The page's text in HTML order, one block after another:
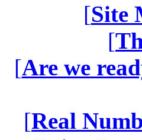
[Site
[
[Are we
[Real